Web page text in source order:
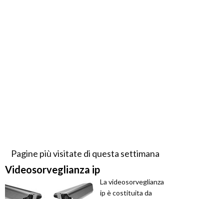
Pagine più visitate di questa settimana
Videosorveglianza ip
La videosorveglianza
ip è costituita da